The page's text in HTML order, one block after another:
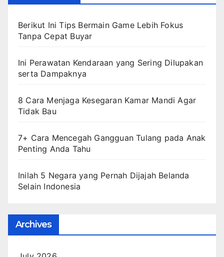
Berikut Ini Tips Bermain Game Lebih Fokus
Tanpa Cepat Buyar
Ini Perawatan Kendaraan yang Sering Dilupakan
serta Dampaknya
8 Cara Menjaga Kesegaran Kamar Mandi Agar
Tidak Bau
7+ Cara Mencegah Gangguan Tulang pada Anak
Penting Anda Tahu
Inilah 5 Negara yang Pernah Dijajah Belanda
Selain Indonesia
Archives